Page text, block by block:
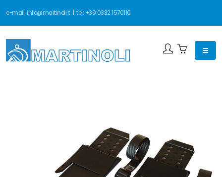
e-mail:info@martinoli.it| tel: +39 0332 1570110